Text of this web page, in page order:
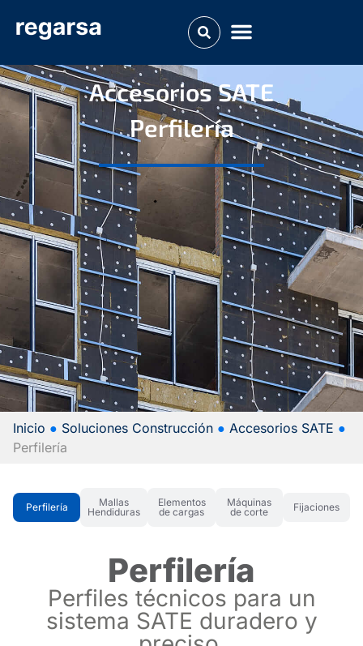
Accesorios SATE​
Perfilería
Inicio ● Soluciones Construcción ● Accesorios SATE ●
Perfilería
Perfilería
Mallas
Hendiduras
Elementos
de cargas
Máquinas
de corte
Fijaciones
Perfilería
Perfiles técnicos para un
sistema SATE duradero y